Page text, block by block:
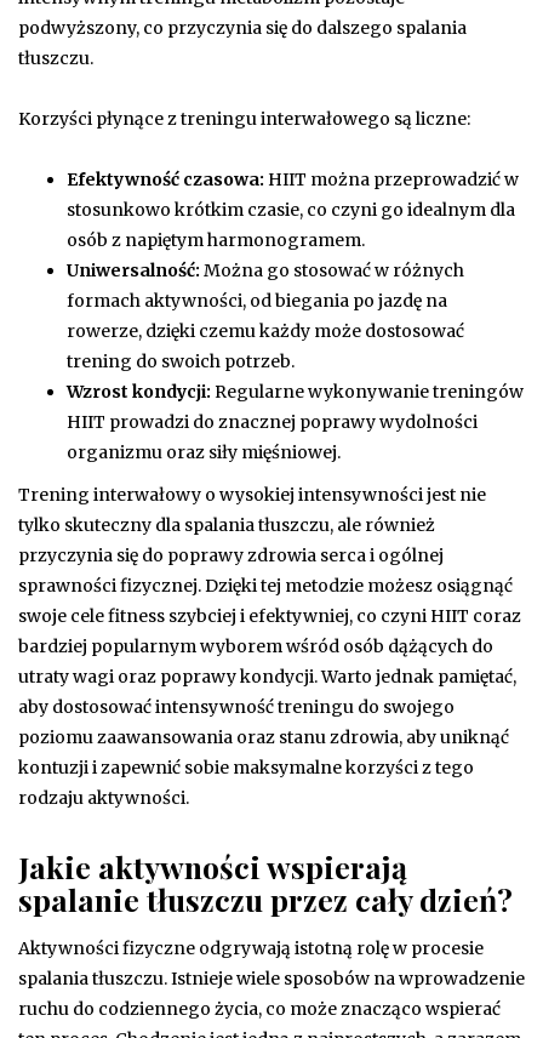
podwyższony, co przyczynia się do dalszego spalania
tłuszczu.
Korzyści płynące z treningu interwałowego są liczne:
Efektywność czasowa: HIIT można przeprowadzić w
stosunkowo krótkim czasie, co czyni go idealnym dla
osób z napiętym harmonogramem.
Uniwersalność: Można go stosować w różnych
formach aktywności, od biegania po jazdę na
rowerze, dzięki czemu każdy może dostosować
trening do swoich potrzeb.
Wzrost kondycji: Regularne wykonywanie treningów
HIIT prowadzi do znacznej poprawy wydolności
organizmu oraz siły mięśniowej.
Trening interwałowy o wysokiej intensywności jest nie
tylko skuteczny dla spalania tłuszczu, ale również
przyczynia się do poprawy zdrowia serca i ogólnej
sprawności fizycznej. Dzięki tej metodzie możesz osiągnąć
swoje cele fitness szybciej i efektywniej, co czyni HIIT coraz
bardziej popularnym wyborem wśród osób dążących do
utraty wagi oraz poprawy kondycji. Warto jednak pamiętać,
aby dostosować intensywność treningu do swojego
poziomu zaawansowania oraz stanu zdrowia, aby uniknąć
kontuzji i zapewnić sobie maksymalne korzyści z tego
rodzaju aktywności.
Jakie aktywności wspierają
spalanie tłuszczu przez cały dzień?
Aktywności fizyczne odgrywają istotną rolę w procesie
spalania tłuszczu. Istnieje wiele sposobów na wprowadzenie
ruchu do codziennego życia, co może znacząco wspierać